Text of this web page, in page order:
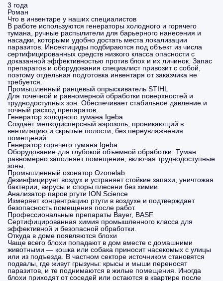
3 года
Роман
Что в инвентаре у наших специалистов
В работе используются генераторы холодного и горячего
тумана, ручные распылители для барьерного нанесения и
насадки, которыми удобно достать места локализации
паразитов. Инсектициды подбираются под объект из числа
сертифицированных средств низкого класса опасности с
доказанной эффективностью против блох и их личинок. Запас
препаратов и оборудования специалист привозит с собой,
поэтому отдельная подготовка инвентаря от заказчика не
требуется.
Промышленный ранцевый опрыскиватель STIHL
Для точечной и равномерной обработки поверхностей и
труднодоступных зон. Обеспечивает стабильное давление и
точный расход препаратов.
Генератор холодного тумана Igeba
Создаёт мелкодисперсный аэрозоль, проникающий в
вентиляцию и скрытые полости, без переувлажнения
помещений.
Генератор горячего тумана Igeba
Оборудование для глубокой объемной обработки. Туман
равномерно заполняет помещение, включая труднодоступные
зоны.
Промышленный озонатор Ozonelab
Дезинфицирует воздух и устраняет стойкие запахи, уничтожая
бактерии, вирусы и споры плесени без химии.
Анализатор паров ртути ION Science
Измеряет концентрацию ртути в воздухе и подтверждает
безопасность помещения после работ.
Профессиональные препараты Bayer, BASF
Сертифицированная химия промышленного класса для
эффективной и безопасной обработки.
Откуда в доме появляются блохи
Чаще всего блохи попадают в дом вместе с домашними
животными — кошка или собака приносит насекомых с улицы
или из подъезда. В частном секторе источником становятся
подвалы, где живут грызуны: крысы и мыши переносят
паразитов, и те поднимаются в жилые помещения. Иногда
блохи приходят от соседей или остаются в квартире после